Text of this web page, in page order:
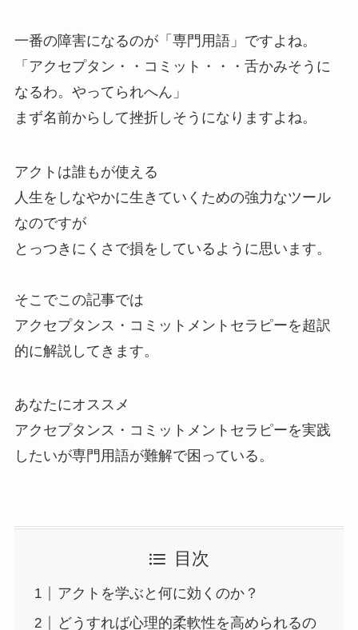
一番の障害になるのが「専門用語」ですよね。
「アクセプタン・・コミット・・・舌かみそうに
なるわ。やってられへん」
まず名前からして挫折しそうになりますよね。
アクトは誰もが使える
人生をしなやかに生きていくための強力なツール
なのですが
とっつきにくさで損をしているように思います。
そこでこの記事では
アクセプタンス・コミットメントセラピーを超訳
的に解説してきます。
あなたにオススメ
アクセプタンス・コミットメントセラピーを実践
したいが専門用語が難解で困っている。
目次
アクトを学ぶと何に効くのか？
どうすれば心理的柔軟性を高められるの